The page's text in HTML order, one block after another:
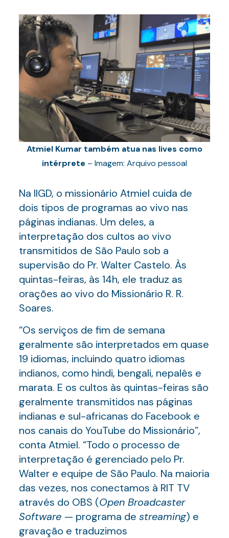
Atmiel Kumar também atua nas lives como
intérprete – Imagem: Arquivo pessoal
Na IIGD, o missionário Atmiel cuida de
dois tipos de programas ao vivo nas
páginas indianas. Um deles, a
interpretação dos cultos ao vivo
transmitidos de São Paulo sob a
supervisão do Pr. Walter Castelo. Às
quintas-feiras, às 14h, ele traduz as
orações ao vivo do Missionário R. R.
Soares.
“Os serviços de fim de semana
geralmente são interpretados em quase
19 idiomas, incluindo quatro idiomas
indianos, como hindi, bengali, nepalês e
marata. E os cultos às quintas-feiras são
geralmente transmitidos nas páginas
indianas e sul-africanas do Facebook e
nos canais do YouTube do Missionário”,
conta Atmiel. “Todo o processo de
interpretação é gerenciado pelo Pr.
Walter e equipe de São Paulo. Na maioria
das vezes, nos conectamos à RIT TV
através do OBS (Open Broadcaster
Software — programa de streaming) e
gravação e traduzimos